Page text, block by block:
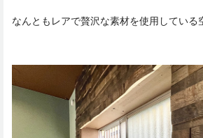
なんともレアで贅沢な素材を使用している